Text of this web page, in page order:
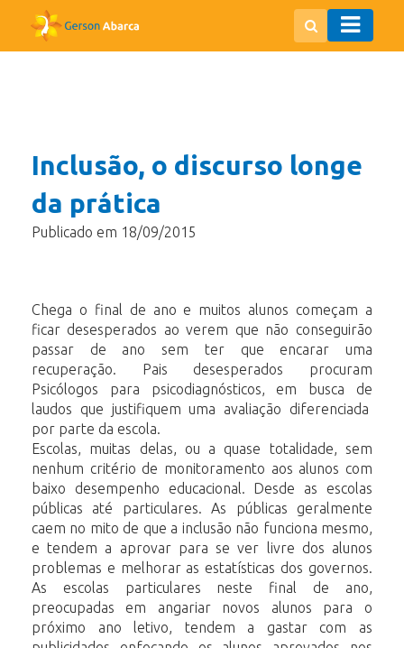
Inclusão, o discurso longe
da prática
Publicado em 18/09/2015
Chega o final de ano e muitos alunos começam a
ficar desesperados ao verem que não conseguirão
passar de ano sem ter que encarar uma
recuperação. Pais desesperados procuram
Psicólogos para psicodiagnósticos, em busca de
laudos que justifiquem uma avaliação diferenciada
por parte da escola.
Escolas, muitas delas, ou a quase totalidade, sem
nenhum critério de monitoramento aos alunos com
baixo desempenho educacional. Desde as escolas
públicas até particulares. As públicas geralmente
caem no mito de que a inclusão não funciona mesmo,
e tendem a aprovar para se ver livre dos alunos
problemas e melhorar as estatísticas dos governos.
As escolas particulares neste final de ano,
preocupadas em angariar novos alunos para o
próximo ano letivo, tendem a gastar com as